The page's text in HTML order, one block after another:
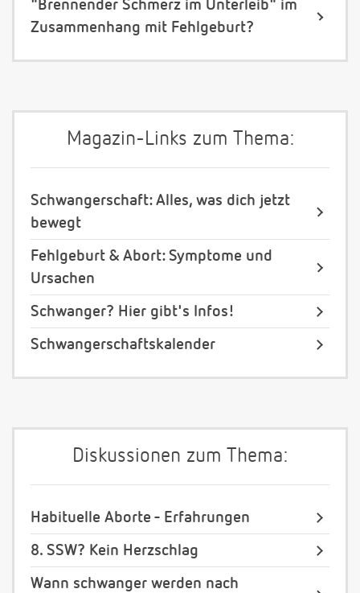
"Brennender Schmerz im Unterleib" im
Zusammenhang mit Fehlgeburt?
Magazin-Links zum Thema:
Schwangerschaft: Alles, was dich jetzt
bewegt
Fehlgeburt & Abort: Symptome und
Ursachen
Schwanger? Hier gibt's Infos!
Schwangerschaftskalender
Diskussionen zum Thema:
Habituelle Aborte - Erfahrungen
8. SSW? Kein Herzschlag
Wann schwanger werden nach